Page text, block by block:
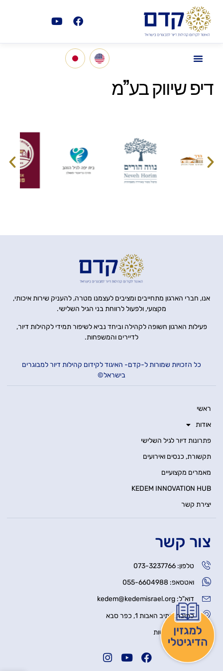
דיפ שיווק בע”מ
אנו, חברי הארגון מתחייבים ומציבים לעצמנו מטרה, להעניק שירות איכותי,
מקצועי, ולפעול לרווחת בני הגיל השלישי.
פעילות הארגון חשופה לקהילה וביחד נביא לשיפור תמידי לקהילות דיור,
לדיירים והמשפחות.
כל הזכויות שמורות ל-קדם- האיגוד לקידום קהילות דיור למבוגרים
בישראל©
ראשי
אודות
פתרונות דיור לגיל השלישי
תקשורת, כנסים ואירועים
מאמרים מקצועיים
KEDEM INNOVATION HUB
יצירת קשר
צור קשר
טלפון: 073-3237766
ואטסאפ: 055-6604988
דוא"ל: kedem@kedemisrael.org
כתובת: נתיב האבות 1, כפר סבא
הצהרת נגישות